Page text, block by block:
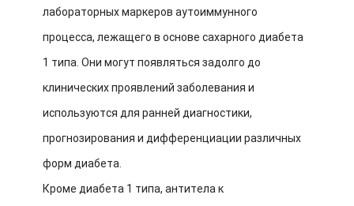
лабораторных маркеров аутоиммунного
процесса, лежащего в основе сахарного диабета
1 типа. Они могут появляться задолго до
клинических проявлений заболевания и
используются для ранней диагностики,
прогнозирования и дифференциации различных
форм диабета.
Кроме диабета 1 типа, антитела к